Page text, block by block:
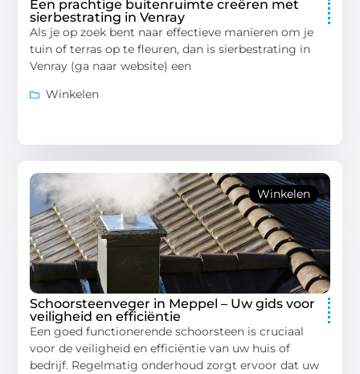
Een prachtige buitenruimte creëren met
sierbestrating in Venray
Als je op zoek bent naar effectieve manieren om je
tuin of terras op te fleuren, dan is sierbestrating in
Venray (ga naar website) een
Winkelen
Winkelen
Schoorsteenveger in Meppel – Uw gids voor
veiligheid en efficiëntie
Een goed functionerende schoorsteen is cruciaal
voor de veiligheid en efficiëntie van uw huis of
bedrijf. Regelmatig onderhoud zorgt ervoor dat uw